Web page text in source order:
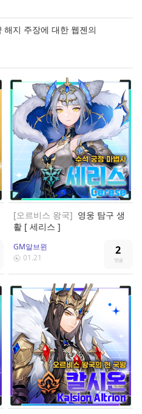
지 주장에 대한 웹젠의
[오르비스 왕국] 영웅 탐구 생
활 [ 세리스 ]
2
GM알브윈
01.21